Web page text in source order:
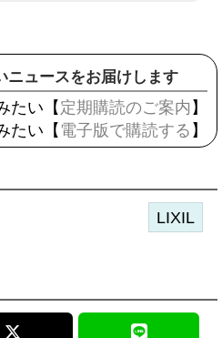
ニュースをお届けします
たい【 定期購読のご案内 】
たい【 電子版で購読する 】
LIXIL